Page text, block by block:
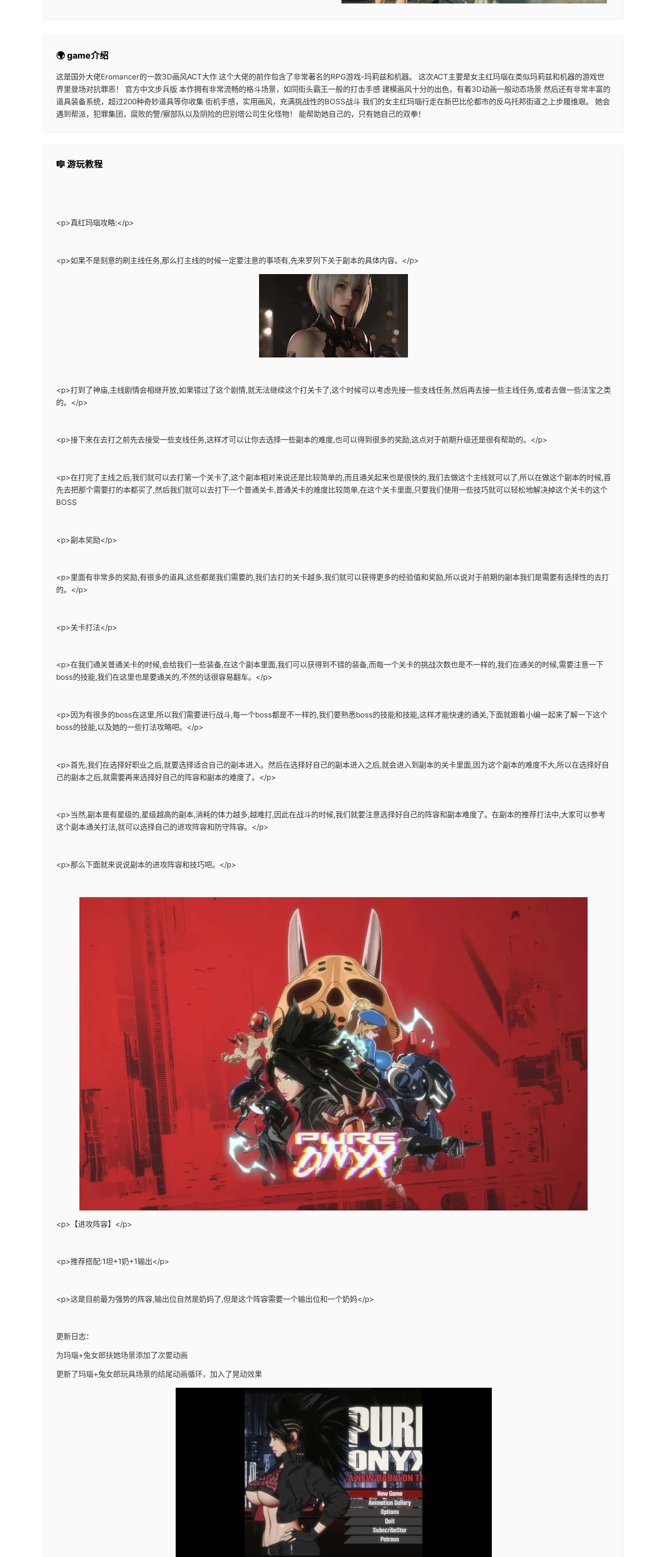
🌍 game介绍
这是国外大佬Eromancer的一款3D画风ACT大作 这个大佬的前作包含了非常著名的RPG游戏-玛莉兹和机器。 这次ACT主要是女主红玛瑙在类似玛莉兹和机器的游戏世
界里登场对抗罪恶！ 官方中文步兵版 本作拥有非常流畅的格斗场景，如同街头霸王一般的打击手感 建模画风十分的出色，有着3D动画一般动态场景 然后还有非常丰富的
道具装备系统，超过200种奇妙道具等你收集 街机手感，实用画风，充满挑战性的BOSS战斗 我们的女主红玛瑙行走在新巴比伦都市的反乌托邦街道之上步履维艰。 她会
遇到帮派，犯罪集团，腐败的警/察部队以及阴险的巴别塔公司生化怪物！ 能帮助她自己的，只有她自己的双拳！
🎼 游玩教程
<p>真红玛瑙攻略:</p>
<p>如果不是刻意的刷主线任务,那么打主线的时候一定要注意的事项有,先来罗列下关于副本的具体内容。</p>
<p>打到了神庙,主线剧情会相继开放,如果错过了这个剧情,就无法继续这个打关卡了,这个时候可以考虑先接一些支线任务,然后再去接一些主线任务,或者去做一些法宝之类
的。</p>
<p>接下来在去打之前先去接受一些支线任务,这样才可以让你去选择一些副本的难度,也可以得到很多的奖励,这点对于前期升级还是很有帮助的。</p>
<p>在打完了主线之后,我们就可以去打第一个关卡了,这个副本相对来说还是比较简单的,而且通关起来也是很快的,我们去做这个主线就可以了,所以在做这个副本的时候,首
先去把那个需要打的本都买了,然后我们就可以去打下一个普通关卡,普通关卡的难度比较简单,在这个关卡里面,只要我们使用一些技巧就可以轻松地解决掉这个关卡的这个
BOSS
<p>副本奖励</p>
<p>里面有非常多的奖励,有很多的道具,这些都是我们需要的,我们去打的关卡越多,我们就可以获得更多的经验值和奖励,所以说对于前期的副本我们是需要有选择性的去打
的。</p>
<p>关卡打法</p>
<p>在我们通关普通关卡的时候,会给我们一些装备,在这个副本里面,我们可以获得到不错的装备,而每一个关卡的挑战次数也是不一样的,我们在通关的时候,需要注意一下
boss的技能,我们在这里也是要通关的,不然的话很容易翻车。</p>
<p>因为有很多的boss在这里,所以我们需要进行战斗,每一个boss都是不一样的,我们要熟悉boss的技能和技能,这样才能快速的通关,下面就跟着小编一起来了解一下这个
boss的技能,以及她的一些打法攻略吧。</p>
<p>首先,我们在选择好职业之后,就要选择适合自己的副本进入。然后在选择好自己的副本进入之后,就会进入到副本的关卡里面,因为这个副本的难度不大,所以在选择好自
己的副本之后,就需要再来选择好自己的阵容和副本的难度了。</p>
<p>当然,副本是有星级的,星级越高的副本,消耗的体力越多,越难打,因此在战斗的时候,我们就要注意选择好自己的阵容和副本难度了。在副本的推荐打法中,大家可以参考
这个副本通关打法,就可以选择自己的进攻阵容和防守阵容。</p>
<p>那么下面就来说说副本的进攻阵容和技巧吧。</p>
<p>【进攻阵容】</p>
<p>推荐搭配:1坦+1奶+1输出</p>
<p>这是目前最为强势的阵容,输出位自然是奶妈了,但是这个阵容需要一个输出位和一个奶妈</p>
更新日志：
为玛瑙+兔女郎扶她场景添加了次要动画
更新了玛瑙+兔女郎玩具场景的结尾动画循环，加入了晃动效果